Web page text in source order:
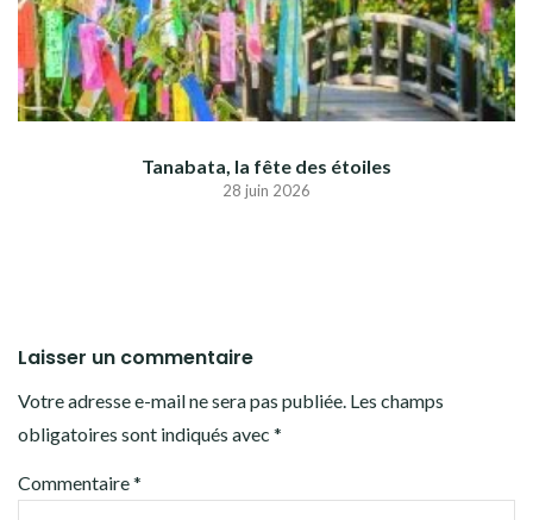
Tanabata, la fête des étoiles
28 juin 2026
Laisser un commentaire
Votre adresse e-mail ne sera pas publiée. Les champs
obligatoires sont indiqués avec *
Commentaire*